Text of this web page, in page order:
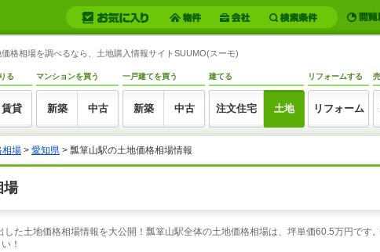
格相場を調べるなら、土地購入情報サイトSUUMO(スーモ)
る
賃貸
マンションを買う
新築 中古
一戸建てを買う
新築 中古
建てる
注文住宅 土地
リフォームする
リフォーム
相場 > 愛知県 > 瓢箪山駅の土地価格相場情報
場
た土地価格相場情報を大公開！瓢箪山駅全体の土地価格相場は、坪単価60.5万円です
！